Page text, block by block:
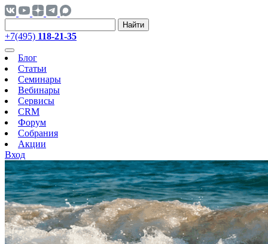
Найти
+7(495) 118-21-35
Блог
Статьи
Семинары
Вебинары
Сервисы
CRM
Форум
Собрания
Акции
Вход